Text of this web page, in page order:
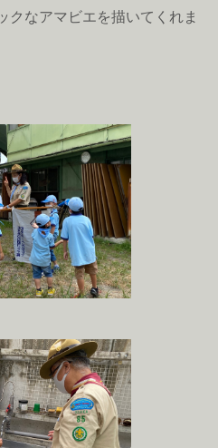
クなアマビエを描いてくれま